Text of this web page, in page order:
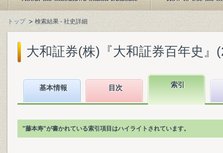
トップ 検索結果 - 社史詳細
大和証券(株)『大和証券百年史』
基本情報 目次 索引
"藤本寿"が書かれている索引項目はハイライトされています。